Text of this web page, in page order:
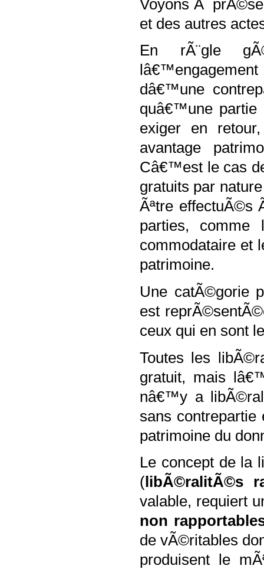
Voyons Ã
et des autres
En rÃ¨gle
dâ€™une
quâ€™une partie
exiger en
avantage
Câ€™est le cas
gratuits par
Ãªtre
parties,
commodataire et
patrimoine.
Une catÃ©gorie
est
ceux qui en sont
Toutes les
gratuit, mais
nâ€™y a
sans contrepartie
patrimoine du
Le concept de la
( libÃ©ralitÃ©s
valable, requiert
non
de vÃ©ritables
produisent le